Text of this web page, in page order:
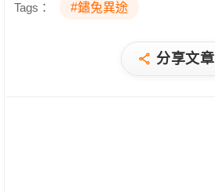
Tags： #鏽兔異途
分享文章